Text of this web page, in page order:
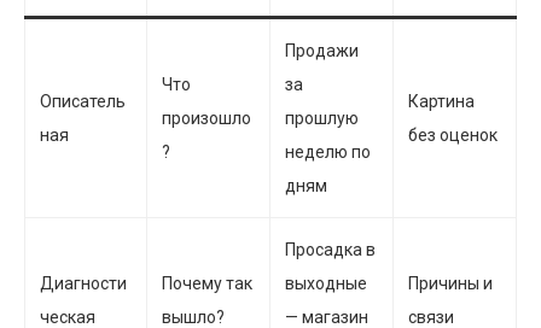
Описатель
ная
Что
произошло
?
Продажи
за
прошлую
неделю по
дням
Картина
без оценок
Диагности
ческая
Почему так
вышло?
Просадка в
выходные
— магазин
Причины и
связи